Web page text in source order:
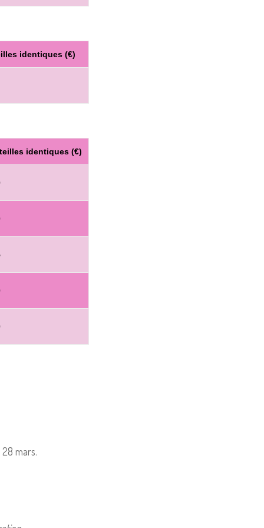
identiques (€)
identiques (€)
mars.